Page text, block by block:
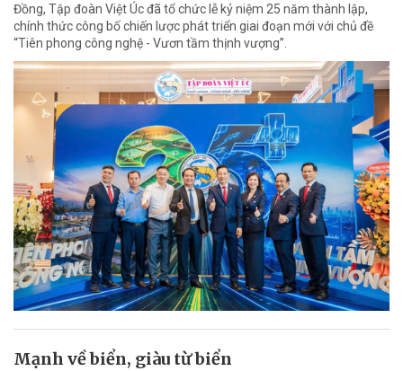
Đồng, Tập đoàn Việt Úc đã tổ chức lễ kỷ niệm 25 năm thành lập,
chính thức công bố chiến lược phát triển giai đoạn mới với chủ đề
“Tiên phong công nghệ - Vươn tầm thịnh vượng”.
Mạnh về biển, giàu từ biển